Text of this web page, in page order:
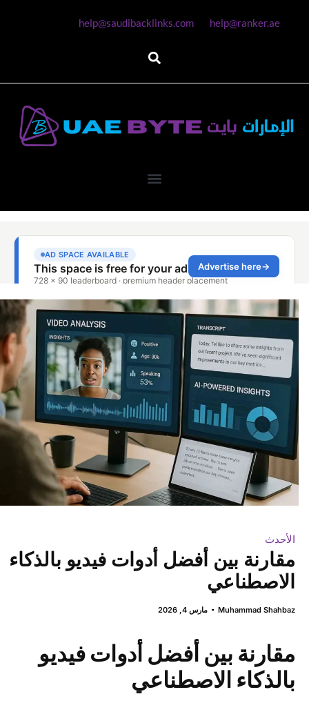
help@ranker.ae
help@saudibacklinks.com
الأحدث
مقارنة بين أفضل أدوات فيديو بالذكاء
الاصطناعي
Muhammad Shahbaz مارس 4, 2026
مقارنة بين أفضل أدوات فيديو
بالذكاء الاصطناعي